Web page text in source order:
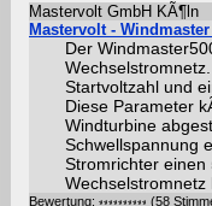
Mastervolt GmbH KÃ¶ln
Mastervolt - Windmaster
Der
Startvoltzahl und
Diese Parameter
Windturbine
Schwellspannung
Stromrichter
Bewertung: (58